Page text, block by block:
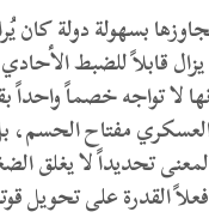
بسهولة دولة كان
قابلاً للضبط
لا تواجه خصماً واحداً
العسكري مفتاح
تحديداً لا يغلق
القدرة على تحويل